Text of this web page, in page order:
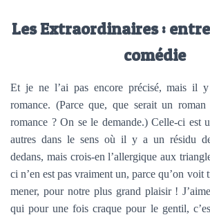
Les Extraordinaires :
comédie
Et je ne l’ai pas encore précisé, mais il
romance. (Parce que, que serait un
romance ? On se le demande.) Celle-ci est
autres dans le sens où il y a un résidu
dedans, mais crois-en l’allergique aux
ci n’en est pas vraiment un, parce qu’on voit
mener, pour notre plus grand plaisir !
qui pour une fois craque pour le gentil,